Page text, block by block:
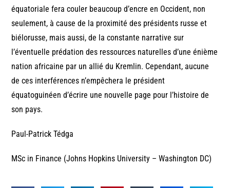
équatoriale fera couler beaucoup d’encre en Occident, non
seulement, à cause de la proximité des présidents russe et
biélorusse, mais aussi, de la constante narrative sur
l’éventuelle prédation des ressources naturelles d’une énième
nation africaine par un allié du Kremlin. Cependant, aucune
de ces interférences n’empêchera le président
équatoguinéen d’écrire une nouvelle page pour l’histoire de
son pays.
Paul-Patrick Tédga
MSc in Finance (Johns Hopkins University – Washington DC)